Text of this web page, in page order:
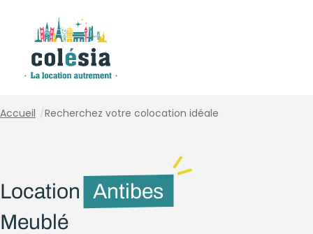
Accueil /Recherchez votre colocation idéale
Location
Antibes
Meublé